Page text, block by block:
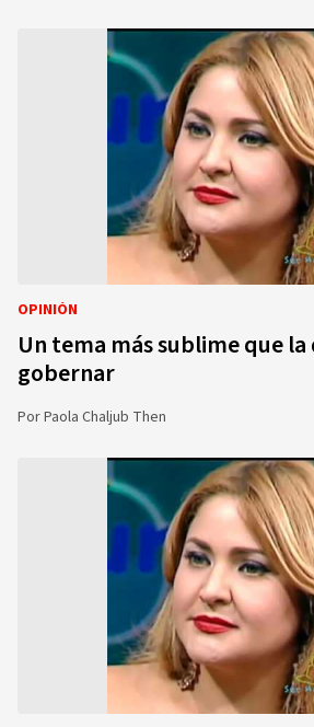
OPINIÓN
Un tema más sublime que
gobernar
PorPaola Chaljub Then